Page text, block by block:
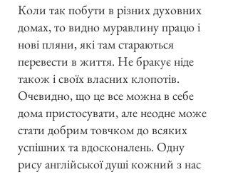
Коли так побути в різних духовних
домах, то видно муравлину працю і
нові пляни, які там стараються
перевести в життя. Не бракує ніде
також і своїх власних клопотів.
Очевидно, що це все можна в себе
дома пристосувати, але неодне може
стати добрим товчком до всяких
успішних та вдосконалень. Одну
рису англійської душі кожний з нас